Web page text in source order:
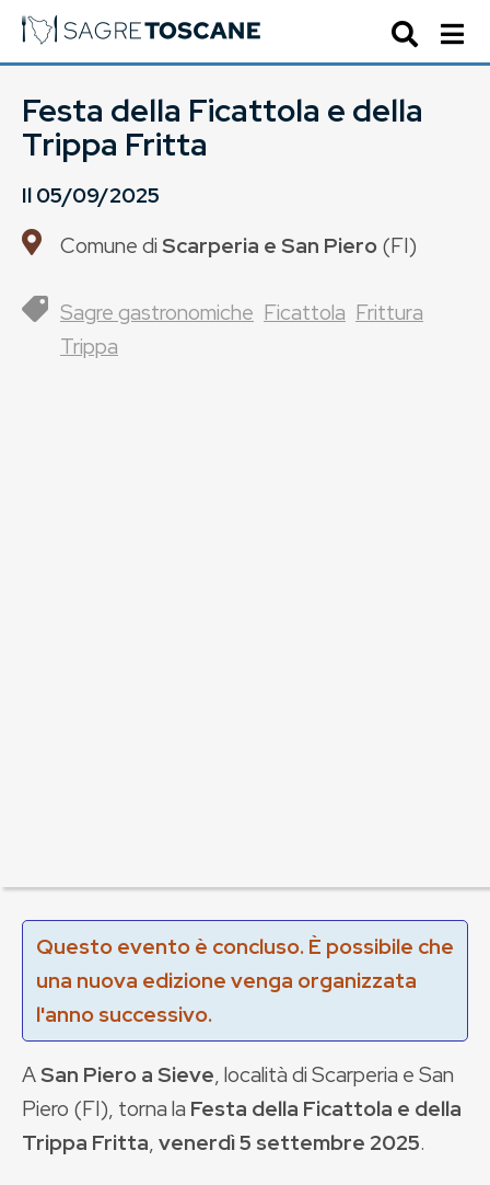
Festa della Ficattola e della
Trippa Fritta
Il05/09/2025
Comune diScarperia e San Piero(FI)
Sagre gastronomiche Ficattola Frittura
Trippa
Questo evento è concluso. È possibile che
una nuova edizione venga organizzata
l'anno successivo.
ASan Piero a Sieve, località di Scarperia e San
Piero (FI), torna la Festa della Ficattola e della
Trippa Fritta,venerdì 5 settembre 2025.